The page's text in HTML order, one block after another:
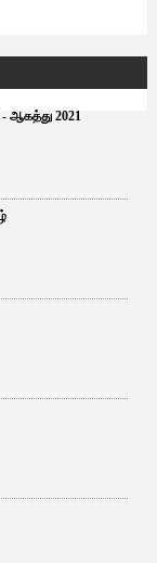
ஆகத்து 2021